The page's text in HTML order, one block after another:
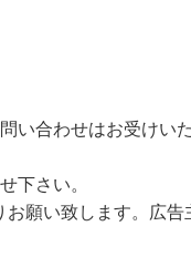
い合わせはお受けい
下さい。
願い致します。広告